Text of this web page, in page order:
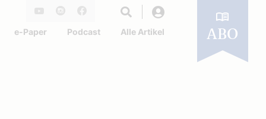
Facebook
e-Paper Podcast Alle Artikel ABO